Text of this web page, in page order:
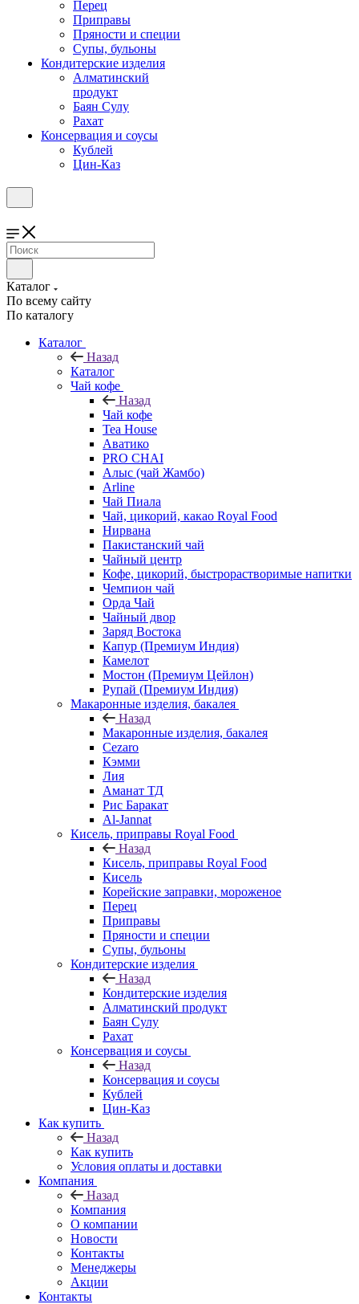
Перец
Приправы
Пряности и специи
Супы, бульоны
Кондитерские изделия
Алматинский
продукт
Баян Сулу
Рахат
Консервация и соусы
Кублей
Цин-Каз
Каталог
По всему сайту
По каталогу
Каталог
Назад
Каталог
Чай кофе
Назад
Чай кофе
Tea House
Аватико
PRO CHAI
Алыс (чай Жамбо)
Arline
Чай Пиала
Чай, цикорий, какао Royal Food
Нирвана
Пакистанский чай
Чайный центр
Кофе, цикорий, быстрорастворимые напитки
Чемпион чай
Орда Чай
Чайный двор
Заряд Востока
Капур (Премиум Индия)
Камелот
Мостон (Премиум Цейлон)
Рупай (Премиум Индия)
Макаронные изделия, бакалея
Назад
Макаронные изделия, бакалея
Cezaro
Кэмми
Лия
Аманат ТД
Рис Баракат
Al-Jannat
Кисель, приправы Royal Food
Назад
Кисель, приправы Royal Food
Кисель
Корейские заправки, мороженое
Перец
Приправы
Пряности и специи
Супы, бульоны
Кондитерские изделия
Назад
Кондитерские изделия
Алматинский продукт
Баян Сулу
Рахат
Консервация и соусы
Назад
Консервация и соусы
Кублей
Цин-Каз
Как купить
Назад
Как купить
Условия оплаты и доставки
Компания
Назад
Компания
О компании
Новости
Контакты
Менеджеры
Акции
Контакты